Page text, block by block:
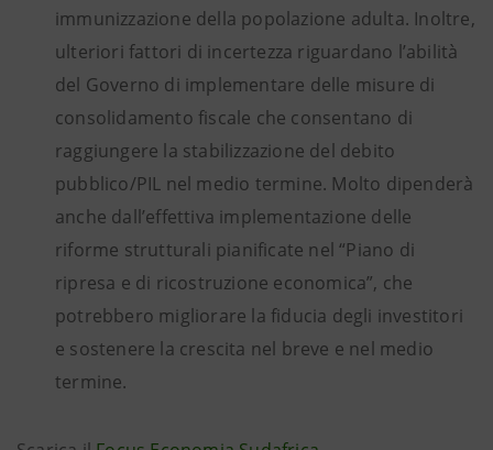
immunizzazione della popolazione adulta. Inoltre,
ulteriori fattori di incertezza riguardano l’abilità
del Governo di implementare delle misure di
consolidamento fiscale che consentano di
raggiungere la stabilizzazione del debito
pubblico/PIL nel medio termine. Molto dipenderà
anche dall’effettiva implementazione delle
riforme strutturali pianificate nel “Piano di
ripresa e di ricostruzione economica”, che
potrebbero migliorare la fiducia degli investitori
e sostenere la crescita nel breve e nel medio
termine.